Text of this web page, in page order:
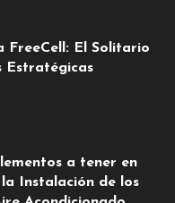
FreeCell: El Solitario
Estratégicas
a tener en
Instalación de los